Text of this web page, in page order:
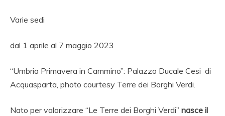
Varie sedi
dal 1 aprile al 7 maggio 2023
“Umbria Primavera in Cammino”: Palazzo Ducale Cesi di
Acquasparta, photo courtesy Terre dei Borghi Verdi.
Nato per valorizzare “Le Terre dei Borghi Verdi” nasce il